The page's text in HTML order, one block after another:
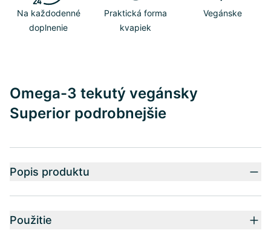
Na každodenné
doplnenie
Praktická forma
kvapiek
Vegánske
Omega-3 tekutý vegánsky
Superior podrobnejšie
Popis produktu
Použitie